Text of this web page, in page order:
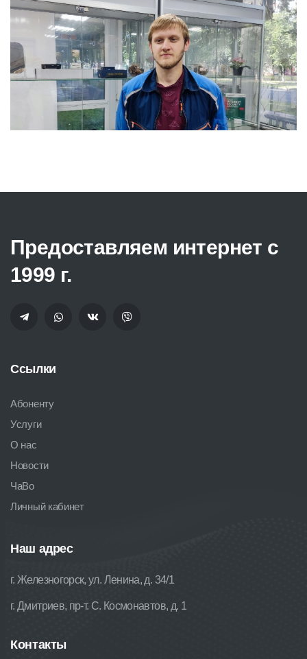
Предоставляем интернет с
1999 г.
Ссылки
Абоненту
Услуги
О нас
Новости
ЧаВо
Личный кабинет
Наш адрес
г. Железногорск, ул. Ленина, д. 34/1
г. Дмитриев, пр-т. С. Космонавтов, д. 1
Контакты